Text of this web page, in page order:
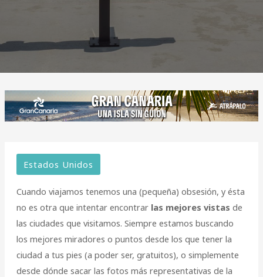
Estados Unidos
Cuando viajamos tenemos una (pequeña) obsesión, y ésta
no es otra que intentar encontrar las mejores vistas de
las ciudades que visitamos. Siempre estamos buscando
los mejores miradores o puntos desde los que tener la
ciudad a tus pies (a poder ser, gratuitos), o simplemente
desde dónde sacar las fotos más representativas de la